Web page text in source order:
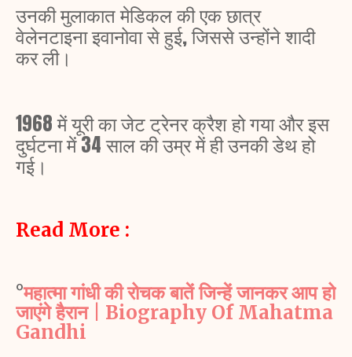
उनकी मुलाकात मेडिकल की एक छात्र
वेलेनटाइना इवानोवा से हुई, जिससे उन्होंने शादी
कर ली।
1968 में यूरी का जेट ट्रेनर क्रैश हो गया और इस
दुर्घटना में 34 साल की उम्र में ही उनकी डेथ हो
गई।
Read More :
°महात्मा गांधी की रोचक बातें जिन्हें जानकर आप हो
जाएंगे हैरान | Biography Of Mahatma
Gandhi